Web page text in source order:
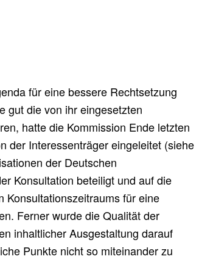
für eine bessere Rechtsetzung
gut die von ihr eingesetzten
hatte die Kommission Ende letzten
der Interessenträger eingeleitet (siehe
der Deutschen
Konsultation beteiligt und auf die
Konsultationszeitraums für eine
Ferner wurde die Qualität der
inhaltlicher Ausgestaltung darauf
Punkte nicht so miteinander zu